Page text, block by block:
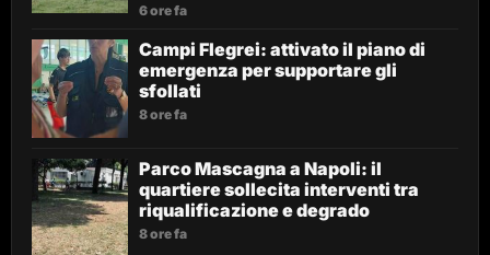
6 ore fa
Campi Flegrei: attivato il piano di
emergenza per supportare gli
sfollati
8 ore fa
Parco Mascagna a Napoli: il
quartiere sollecita interventi tra
riqualificazione e degrado
8 ore fa